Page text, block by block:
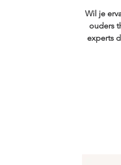
Wil je
ouders
experts